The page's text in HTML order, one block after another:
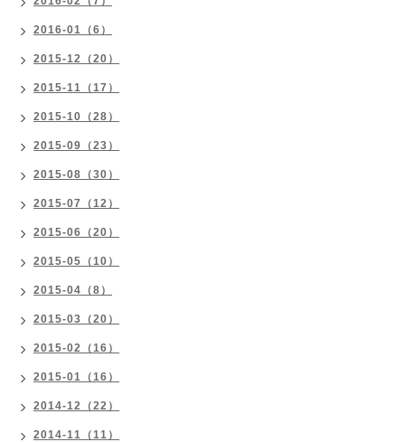
2016-01（6）
2015-12（20）
2015-11（17）
2015-10（28）
2015-09（23）
2015-08（30）
2015-07（12）
2015-06（20）
2015-05（10）
2015-04（8）
2015-03（20）
2015-02（16）
2015-01（16）
2014-12（22）
2014-11（11）